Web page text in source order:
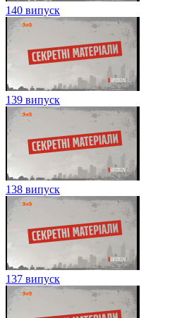
140 випуск
139 випуск
138 випуск
137 випуск